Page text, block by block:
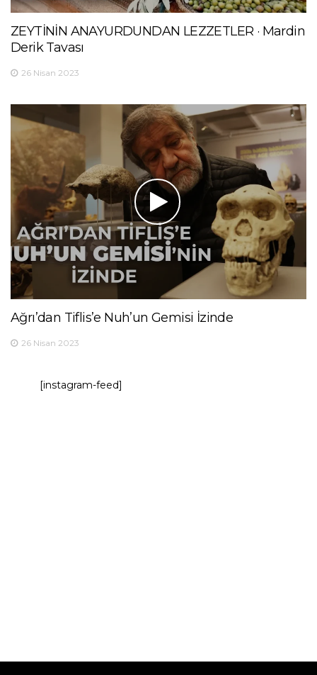
ZEYTİNİN ANAYURDUNDAN LEZZETLER · Mardin
Derik Tavası
26 Nisan 2023
Ağrı’dan Tiflis’e Nuh’un Gemisi İzinde
26 Nisan 2023
[instagram-feed]